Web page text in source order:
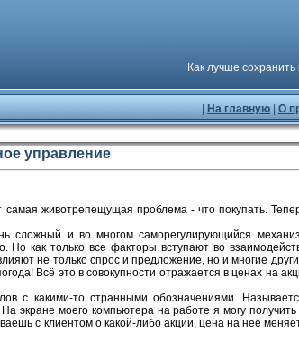
Как лучше
На главную О
управление
самая животрепещущая проблема - что покупать.
сложный и во многом саморегулирующийся
как только все факторы вступают во
не только спрос и предложение, но и многие
Всё это в совокупности отражается в ценах на
с какими-то странными обозначениями.
моего компьютера на работе я могу получить
с клиентом о какой-либо акции, цена на неё